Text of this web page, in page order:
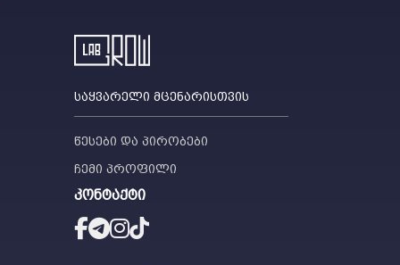
საყვარელი მცენარისთვის
წესები და პირობები
ჩემი პროფილი
კონტაქტი